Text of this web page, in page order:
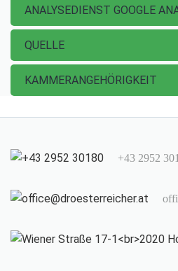
ANALYSEDIENST GOOGLE
QUELLE
KAMMERANGEHÖRIGKEIT
+43 2952